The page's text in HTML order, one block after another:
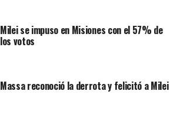
Milei se impuso en Misiones con el 57% de
los votos
Massa reconoció la derrota y felicitó a Milei